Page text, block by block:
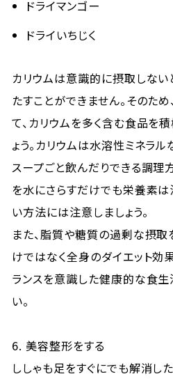
ドライマンゴー
ドライいちじく
カリウムは意識的に摂取しない
たすことができません。そのた
て、カリウムを多く含む食品を
ょう。カリウムは水溶性ミネラ
スープごと飲んだりできる調理
を水にさらすだけでも栄養素は
い方法には注意しましょう。
また、脂質や糖質の過剰な摂取
けではなく全身のダイエット効
ランスを意識した健康的な食生
い。
6. 美容整形をする
ししゃも足をすぐにでも解消し